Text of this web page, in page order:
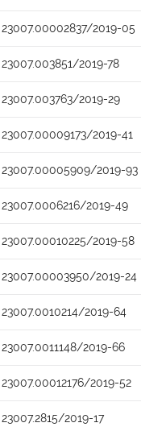
23007.00002837/2019-05
23007.003851/2019-78
23007.003763/2019-29
23007.00009173/2019-41
23007.00005909/2019-93
23007.0006216/2019-49
23007.00010225/2019-58
23007.00003950/2019-24
23007.0010214/2019-64
23007.0011148/2019-66
23007.00012176/2019-52
23007.2815/2019-17